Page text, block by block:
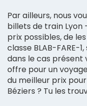
Par ailleurs, nous
billets de train Lyon
prix possibles, de
classe BLAB-FARE-
dans le cas présent
offre pour un
du meilleur prix
Béziers ? Tu les